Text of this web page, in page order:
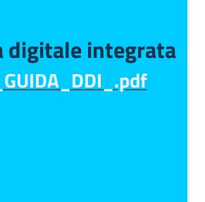
digitale integrata